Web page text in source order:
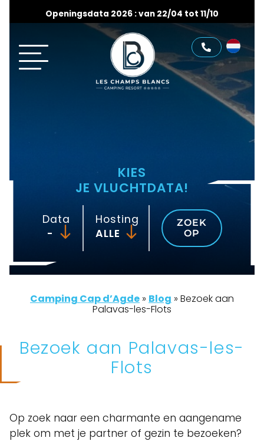
Openingsdata 2026 : van 22/04 tot 11/10
KIES
JE VLUCHTDATA!
Data
-
Hosting
ZOEK
OP
Camping Cap d’Agde » Blog » Bezoek aan
Palavas-les-Flots
Bezoek aan Palavas-les-
Flots
Op zoek naar een charmante en aangename
plek om met je partner of gezin te bezoeken?